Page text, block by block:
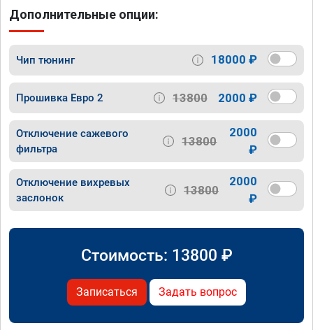
Дополнительные опции:
Чип тюнинг 18000 ₽
Прошивка Евро 2 13800 2000 ₽
Отключение сажевого
фильтра
13800
2000
₽
Отключение вихревых
заслонок
13800
2000
₽
Стоимость: 13800 ₽
Записаться Задать вопрос